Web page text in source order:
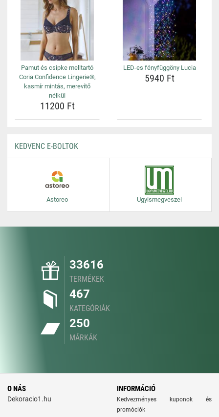
Pamut és csipke melltartó
Coria Confidence Lingerie®,
kasmír mintás, merevítő
nélkül
11200 Ft
LED-es fényfüggöny Lucia
5940 Ft
KEDVENC E-BOLTOK
Astoreo Ugyismegveszel
33616
TERMÉKEK
467
KATEGÓRIÁK
250
MÁRKÁK
O NÁS
Dekoracio1.hu
INFORMÁCIÓ
Kedvezményes kuponok és
promóciók